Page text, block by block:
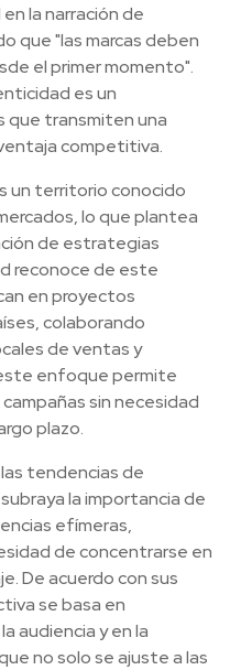
la narración de
que "las marcas deben
el primer momento".
es un
que transmiten una
competitiva.
un territorio conocido
lo que plantea
de estrategias
reconoce de este
en proyectos
colaborando
de ventas y
enfoque permite
sin necesidad
plazo.
tendencias de
la importancia de
efímeras,
de concentrarse en
De acuerdo con sus
se basa en
audiencia y en la
no solo se ajuste a las